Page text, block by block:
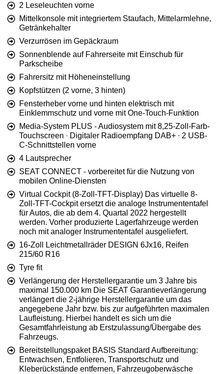
2 Leseleuchten vorne
Mittelkonsole mit integriertem Staufach, Mittelarmlehne,
Getränkehalter
Verzurrösen im Gepäckraum
Sonnenblende auf Fahrerseite mit Einschub für
Parkscheibe
Fahrersitz mit Höheneinstellung
Kopfstützen (2 vorne, 3 hinten)
Fensterheber vorne und hinten elektrisch mit
Einklemmschutz und vorne mit One-Touch-Funktion
Media-System PLUS - Audiosystem mit 8,25-Zoll-Farb-
Touchscreen ∙ Digitaler Radioempfang DAB+ ∙ 2 USB-
C-Schnittstellen vorne
4 Lautsprecher
SEAT CONNECT - vorbereitet für die Nutzung von
mobilen Online-Diensten
Virtual Cockpit (8-Zoll-TFT-Display) Das virtuelle 8-
Zoll-TFT-Cockpit ersetzt die analoge Instrumententafel
für Autos, die ab dem 4. Quartal 2022 hergestellt
werden. Vorher produzierte Lagerfahrzeuge werden
noch mit analoger Instrumententafel ausgeliefert.
16-Zoll Leichtmetallräder DESIGN 6Jx16, Reifen
215/60 R16
Tyre fit
Verlängerung der Herstellergarantie um 3 Jahre bis
maximal 150.000 km Die SEAT Garantieverlängerung
verlängert die 2-jährige Herstellergarantie um das
angegebene Jahr bzw. bis zur aufgeführten maximalen
Laufleistung. Hierbei handelt es sich um die
Gesamtfahrleistung ab Erstzulassung/Übergabe des
Fahrzeugs.
Bereitstellungspaket BASIS Standard Aufbereitung:
Entwachsen, Entfolieren, Transportschutz und
Kleberückstände entfernen, Fahrzeugoberwäsche